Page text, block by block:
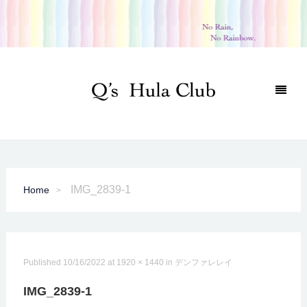
Home IMG_2839-1
Published 10/16/2022 at 1920 × 1440 in デンファレレイ
IMG_2839-1